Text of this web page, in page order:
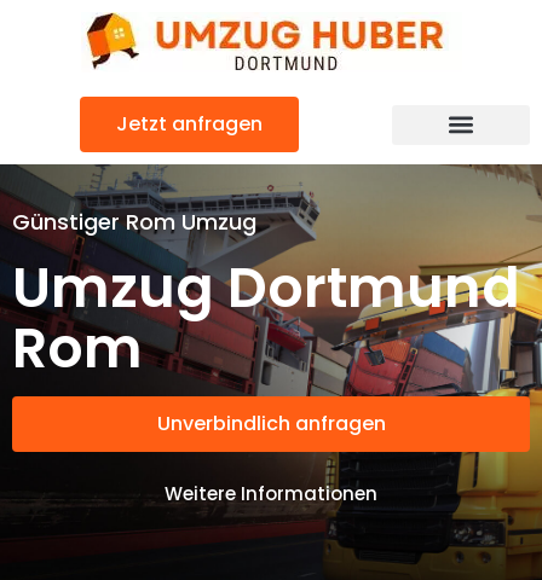
Jetzt anfragen
Günstiger Rom Umzug
Umzug Dortmund
Rom
Unverbindlich anfragen
Weitere Informationen